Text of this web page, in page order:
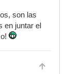
son las
en juntar el